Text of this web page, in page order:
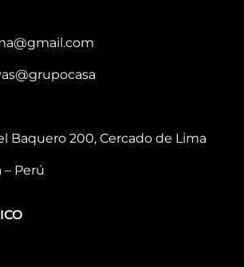
Baquero 200, Cercado de Lima
– Perú